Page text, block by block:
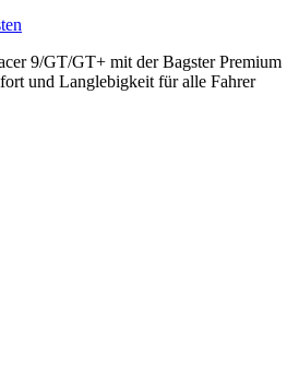
9/GT/GT+ mit der Bagster Premium
und Langlebigkeit für alle Fahrer